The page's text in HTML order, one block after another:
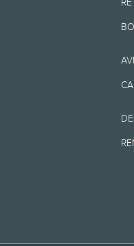
el ahorro
El
el ahorro de